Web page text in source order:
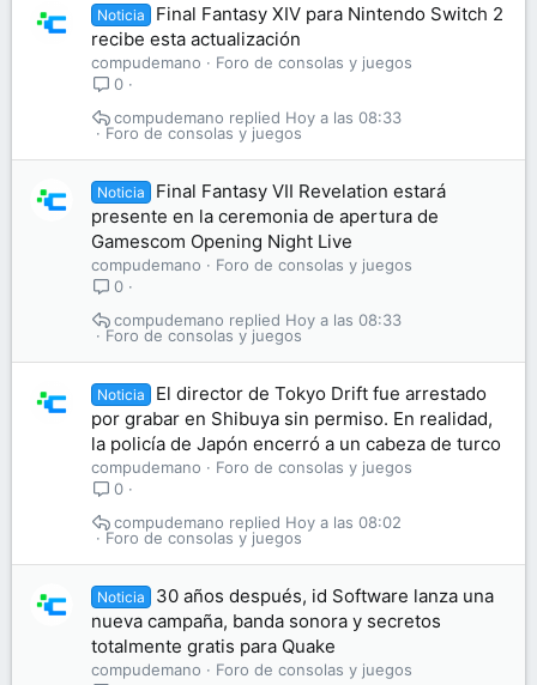
Noticia
Final Fantasy XIV para Nintendo Switch 2
recibe esta actualización
compudemano
Foro de consolas y juegos
0
Foro de consolas y juegos
Hoy a las 08:33
compudemano
Noticia
Final Fantasy VII Revelation estará
presente en la ceremonia de apertura de
Gamescom Opening Night Live
compudemano
Foro de consolas y juegos
0
Foro de consolas y juegos
Hoy a las 08:33
compudemano
Noticia
El director de Tokyo Drift fue arrestado
por grabar en Shibuya sin permiso. En realidad,
la policía de Japón encerró a un cabeza de turco
compudemano
Foro de consolas y juegos
0
Foro de consolas y juegos
Hoy a las 08:02
compudemano
Noticia
30 años después, id Software lanza una
nueva campaña, banda sonora y secretos
totalmente gratis para Quake
compudemano
Foro de consolas y juegos